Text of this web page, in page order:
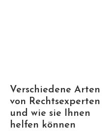
Verschiedene Arten
von Rechtsexperten
und wie sie Ihnen
helfen können